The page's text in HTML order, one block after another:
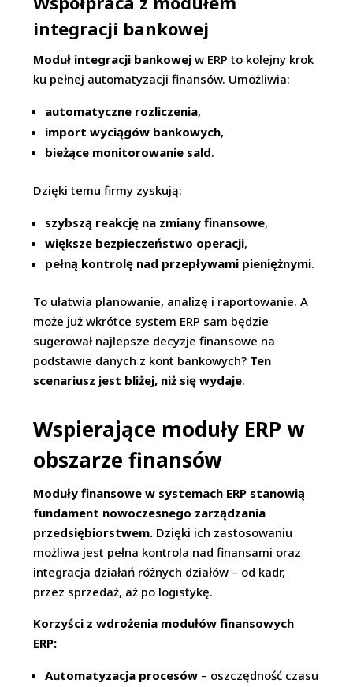
integracji bankowej
Moduł integracji bankowej w ERP to kolejny krok
ku pełnej automatyzacji finansów. Umożliwia:
automatyczne rozliczenia,
import wyciągów bankowych,
bieżące monitorowanie sald.
Dzięki temu firmy zyskują:
szybszą reakcję na zmiany finansowe,
większe bezpieczeństwo operacji,
pełną kontrolę nad przepływami pieniężnymi.
To ułatwia planowanie, analizę i raportowanie. A
może już wkrótce system ERP sam będzie
sugerował najlepsze decyzje finansowe na
podstawie danych z kont bankowych? Ten
scenariusz jest bliżej, niż się wydaje.
Wspierające moduły ERP w
obszarze finansów
Moduły finansowe w systemach ERP stanowią
fundament nowoczesnego zarządzania
przedsiębiorstwem. Dzięki ich zastosowaniu
możliwa jest pełna kontrola nad finansami oraz
integracja działań różnych działów – od kadr,
przez sprzedaż, aż po logistykę.
Korzyści z wdrożenia modułów finansowych
ERP:
Automatyzacja procesów – oszczędność czasu